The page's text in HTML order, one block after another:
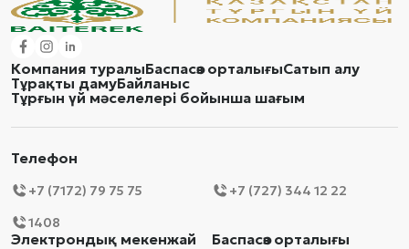
Компания туралыБаспасөз орталығыСатып алу
Тұрақты дамуБайланыс
Тұрғын үй мәселелері бойынша шағым
Телефон
+7 (7172) 79 75 75
+7 (727) 344 12 22
1408
Электрондық мекенжай Баспасөз орталығы